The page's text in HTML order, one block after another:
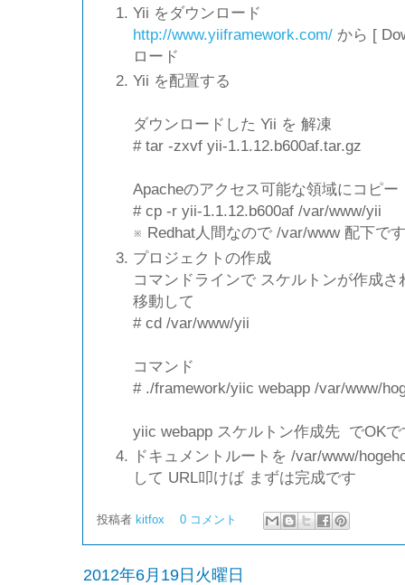
Yii をダウンロード
http://www.yiiframework.com/ から [
ロード
Yii を配置する
ダウンロードした Yii を 解凍
# tar -zxvf yii-1.1.12.b600af.tar.gz
Apacheのアクセス可能な領域にコピー
# cp -r yii-1.1.12.b600af /var/www/yii
※ Redhat人間なので /var/www 配下です
プロジェクトの作成
コマンドラインで スケルトンが作成さ
移動して
# cd /var/www/yii
コマンド
# ./framework/yiic webapp /var/www/
yiic webapp スケルトン作成先 でOKで
ドキュメントルートを /var/www/
して URL叩けば まずは完成です
投稿者 kitfox 0 コメント
2012年6月19日火曜日